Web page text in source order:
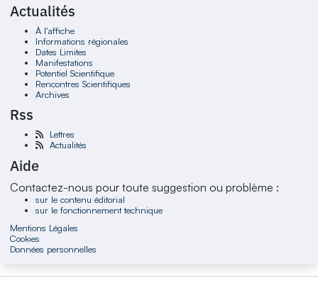
Actualités
À l'affiche
Informations régionales
Dates Limites
Manifestations
Potentiel Scientifique
Rencontres Scientifiques
Archives
Rss
Lettres
Actualités
Aide
Contactez-nous pour toute suggestion ou problème :
sur le contenu éditorial
sur le fonctionnement technique
Mentions Légales
Cookies
Données personnelles